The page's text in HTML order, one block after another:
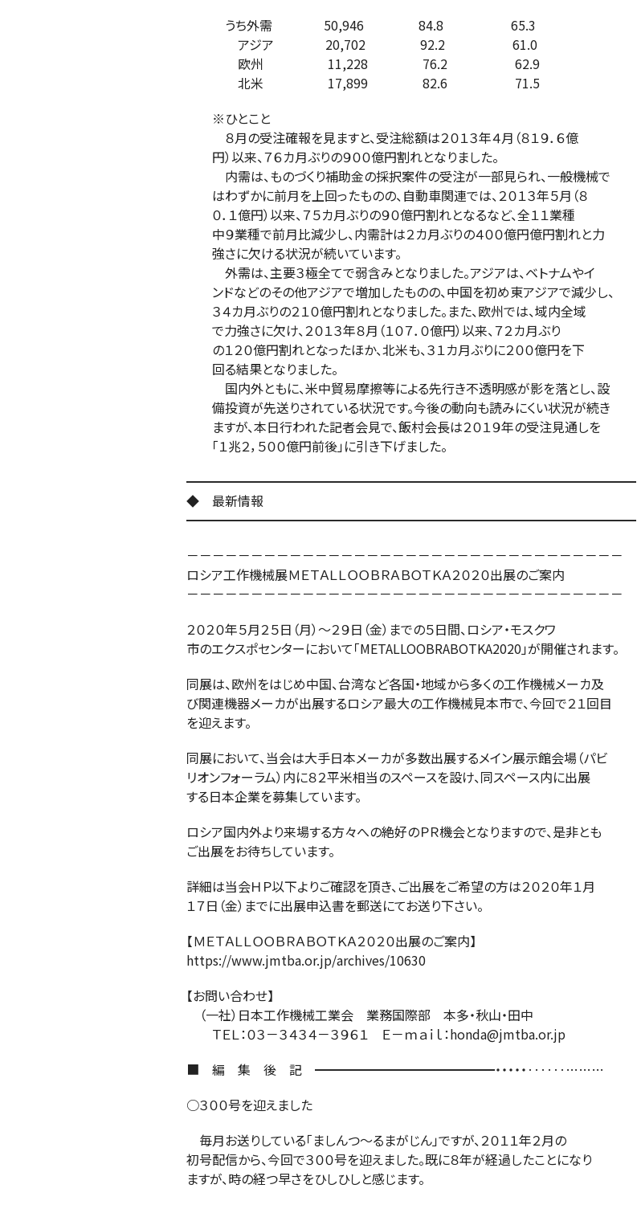
うち外需 50,946 84.8 65.3
アジア 20,702 92.2 61.0
欧州 11,228 76.2 62.9
北米 17,899 82.6 71.5
※ひとこと
８月の受注確報を見ますと、受注総額は２０１３年４月（８１９．６億
円）以来、７６カ月ぶりの９００億円割れとなりました。
内需は、ものづくり補助金の採択案件の受注が一部見られ、一般機械で
はわずかに前月を上回ったものの、自動車関連では、２０１３年５月（８
０．１億円）以来、７５カ月ぶりの９０億円割れとなるなど、全１１業種
中９業種で前月比減少し、内需計は２カ月ぶりの４００億円億円割れと力
強さに欠ける状況が続いています。
外需は、主要３極全てで弱含みとなりました。アジアは、ベトナムやイ
ンドなどのその他アジアで増加したものの、中国を初め東アジアで減少し、
３４カ月ぶりの２１０億円割れとなりました。また、欧州では、域内全域
で力強さに欠け、２０１３年８月（１０７．０億円）以来、７２カ月ぶり
の１２０億円割れとなったほか、北米も、３１カ月ぶりに２００億円を下
回る結果となりました。
国内外ともに、米中貿易摩擦等による先行き不透明感が影を落とし、設
備投資が先送りされている状況です。今後の動向も読みにくい状況が続き
ますが、本日行われた記者会見で、飯村会長は２０１９年の受注見通しを
「１兆２，５００億円前後」に引き下げました。
━━━━━━━━━━━━━━━━━━━━━━━━━━━━━━━━━━━
◆ 最新情報
━━━━━━━━━━━━━━━━━━━━━━━━━━━━━━━━━━━
－－－－－－－－－－－－－－－－－－－－－－－－－－－－－－－－－－
ロシア工作機械展ＭＥＴＡＬＬＯＯＢＲＡＢＯＴＫＡ２０２０出展のご案内
－－－－－－－－－－－－－－－－－－－－－－－－－－－－－－－－－－
２０２０年５月２５日（月）～２９日（金）までの５日間、ロシア・モスクワ
市のエクスポセンターにおいて「METALLOOBRABOTKA2020」が開催されます。
同展は、欧州をはじめ中国、台湾など各国・地域から多くの工作機械メーカ及
び関連機器メーカが出展するロシア最大の工作機械見本市で、今回で２１回目
を迎えます。
同展において、当会は大手日本メーカが多数出展するメイン展示館会場（パビ
リオンフォーラム）内に８２平米相当のスペースを設け、同スペース内に出展
する日本企業を募集しています。
ロシア国内外より来場する方々への絶好のＰＲ機会となりますので、是非とも
ご出展をお待ちしています。
詳細は当会ＨＰ以下よりご確認を頂き、ご出展をご希望の方は２０２０年１月
１７日（金）までに出展申込書を郵送にてお送り下さい。
【ＭＥＴＡＬＬＯＯＢＲＡＢＯＴＫＡ２０２０出展のご案内】
https://www.jmtba.or.jp/archives/10630
【お問い合わせ】
（一社）日本工作機械工業会 業務国際部 本多・秋山・田中
ＴＥＬ：０３－３４３４－３９６１ Ｅ－ｍａｉｌ：honda@jmtba.or.jp
■ 編 集 後 記 ━━━━━━━━━━━━━━・・・・・‥‥‥………
○３００号を迎えました
毎月お送りしている「ましんつ～るまがじん」ですが、２０１１年２月の
初号配信から、今回で３００号を迎えました。既に８年が経過したことになり
ますが、時の経つ早さをひしひしと感じます。